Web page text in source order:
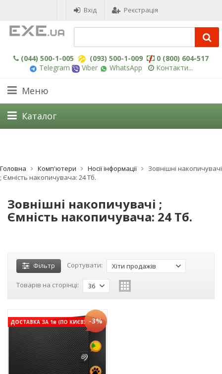
Вхід Реєстрація
(044) 500-1-005 (093) 500-1-009
0 (800) 604-517
Telegram
Viber WhatsApp Контакти...
Меню
Каталог
Головна Комп'ютери Носії інформації
Зовнішні накопичувачі
; Ємність накопичувача: 24 Тб.
Зовнішні накопичувачі ;
Ємність накопичувача: 24 Тб.
Фільтр Сортувати: Хіти продажів
Товарів на сторінці: 36
ДОСТАВКА ЗА 1₴ (ПО КИЄВУ)-3%